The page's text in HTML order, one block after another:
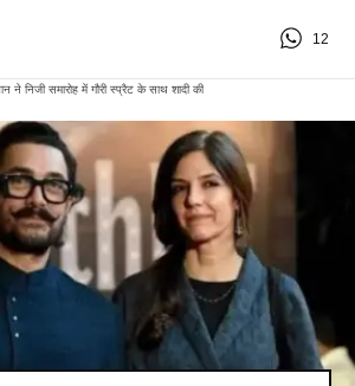
12
ने निजी समारोह में गौरी स्प्रैट के साथ शादी की